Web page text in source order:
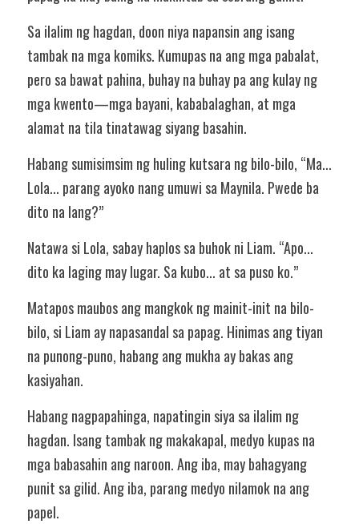
Sa ilalim ng hagdan, doon niya napansin ang isang
tambak na mga komiks. Kumupas na ang mga pabalat,
pero sa bawat pahina, buhay na buhay pa ang kulay ng
mga kwento—mga bayani, kababalaghan, at mga
alamat na tila tinatawag siyang basahin.
Habang sumisimsim ng huling kutsara ng bilo-bilo, “Ma...
Lola... parang ayoko nang umuwi sa Maynila. Pwede ba
dito na lang?”
Natawa si Lola, sabay haplos sa buhok ni Liam. “Apo...
dito ka laging may lugar. Sa kubo... at sa puso ko.”
Matapos maubos ang mangkok ng mainit-init na bilo-
bilo, si Liam ay napasandal sa papag. Hinimas ang tiyan
na punong-puno, habang ang mukha ay bakas ang
kasiyahan.
Habang nagpapahinga, napatingin siya sa ilalim ng
hagdan. Isang tambak ng makakapal, medyo kupas na
mga babasahin ang naroon. Ang iba, may bahagyang
punit sa gilid. Ang iba, parang medyo nilamok na ang
papel.